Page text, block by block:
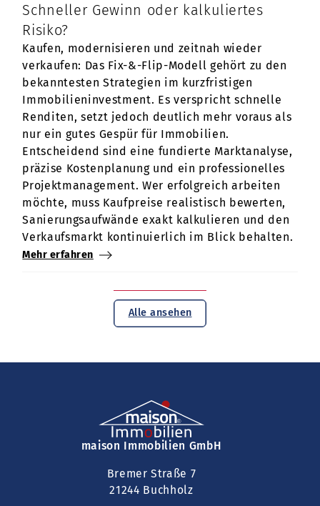
Schneller Gewinn oder kalkuliertes
Risiko?
Kaufen, modernisieren und zeitnah wieder
verkaufen: Das Fix-&-Flip-Modell gehört zu den
bekanntesten Strategien im kurzfristigen
Immobilieninvestment. Es verspricht schnelle
Renditen, setzt jedoch deutlich mehr voraus als
nur ein gutes Gespür für Immobilien.
Entscheidend sind eine fundierte Marktanalyse,
präzise Kostenplanung und ein professionelles
Projektmanagement. Wer erfolgreich arbeiten
möchte, muss Kaufpreise realistisch bewerten,
Sanierungsaufwände exakt kalkulieren und den
Verkaufsmarkt kontinuierlich im Blick behalten.
Mehr erfahren
Alle ansehen
maison Immobilien GmbH
Bremer Straße 7
21244 Buchholz